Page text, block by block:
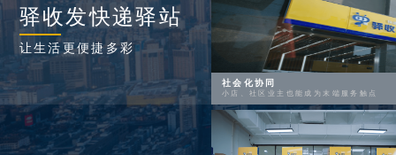
驿收发快递驿站
让生活更便捷多彩
社会化协同
小店、社区业主也能成为末端服务触点